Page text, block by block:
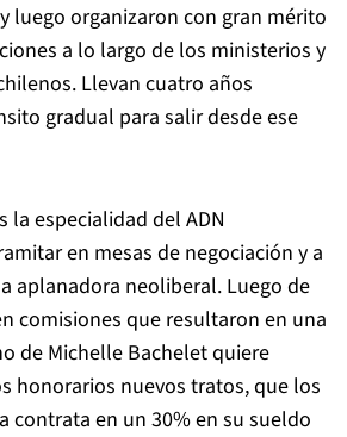
luego organizaron con gran mérito
a lo largo de los ministerios y
Llevan cuatro años
gradual para salir desde ese
la especialidad del ADN
en mesas de negociación y a
aplanadora neoliberal. Luego de
comisiones que resultaron en una
de Michelle Bachelet quiere
honorarios nuevos tratos, que los
contrata en un 30% en su sueldo